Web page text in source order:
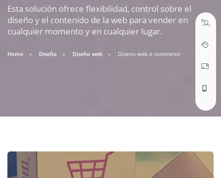
Esta solución ofrece flexibilidad, control sobre el
diseño y el contenido de la web para vender en
cualquier momento y en cualquier lugar.
Home Diseño Diseño web Diseno web e commerce
soporte@webseo.cl
ABRIR TICKET